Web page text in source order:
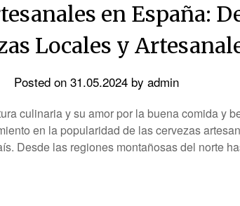
en España:
Locales y
Posted on 31.05.2024by admin
culinaria y su amor por la buena comida y
en la popularidad de las cervezas
Desde las regiones montañosas del norte